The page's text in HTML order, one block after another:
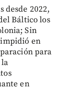
desde 2022,
Báltico los
Sin
en
para
en